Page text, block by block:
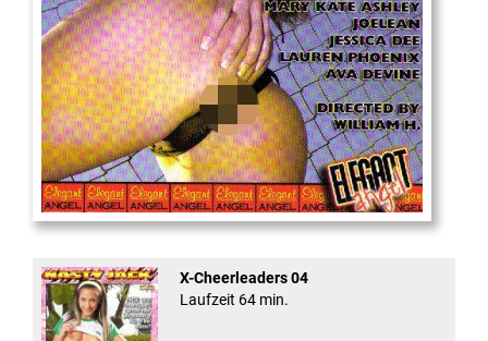
Cum Back Pussy #60
X-Cheerleaders 04
Laufzeit 64 min.